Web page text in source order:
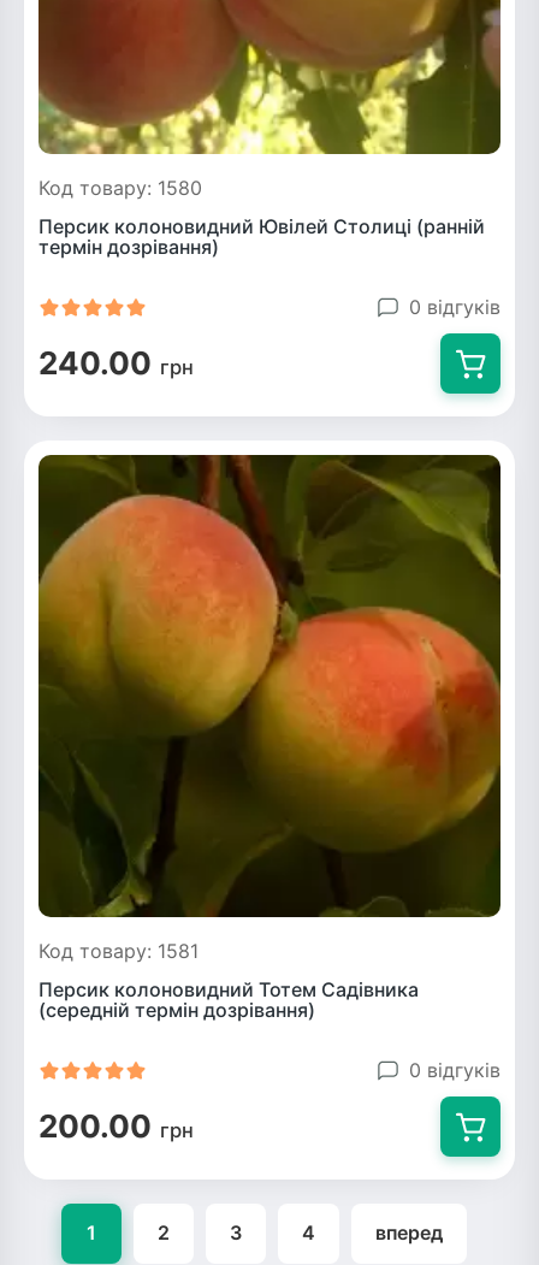
Код товару: 1580
Персик колоновидний Ювілей Столиці (ранній
термін дозрівання)
0 відгуків
240.00 грн
Код товару: 1581
Персик колоновидний Тотем Садівника
(середній термін дозрівання)
0 відгуків
200.00 грн
1 2 3 4 вперед